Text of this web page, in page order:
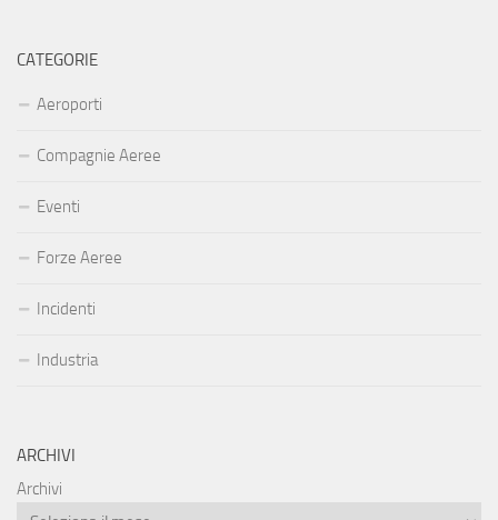
CATEGORIE
Aeroporti
Compagnie Aeree
Eventi
Forze Aeree
Incidenti
Industria
ARCHIVI
Archivi